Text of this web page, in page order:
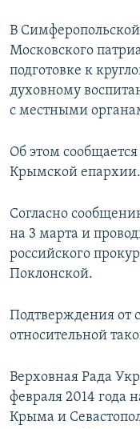
В
Московского
подготовке к
духовному
с местными
Об этом
Крымской епархии.
Согласно
на 3 марта и
российского
Поклонской.
Подтверждения от
относительной
Верховная Рада
февраля 2014 года
Крыма и